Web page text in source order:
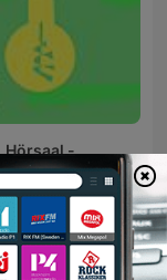
Hörsaal -
Nova